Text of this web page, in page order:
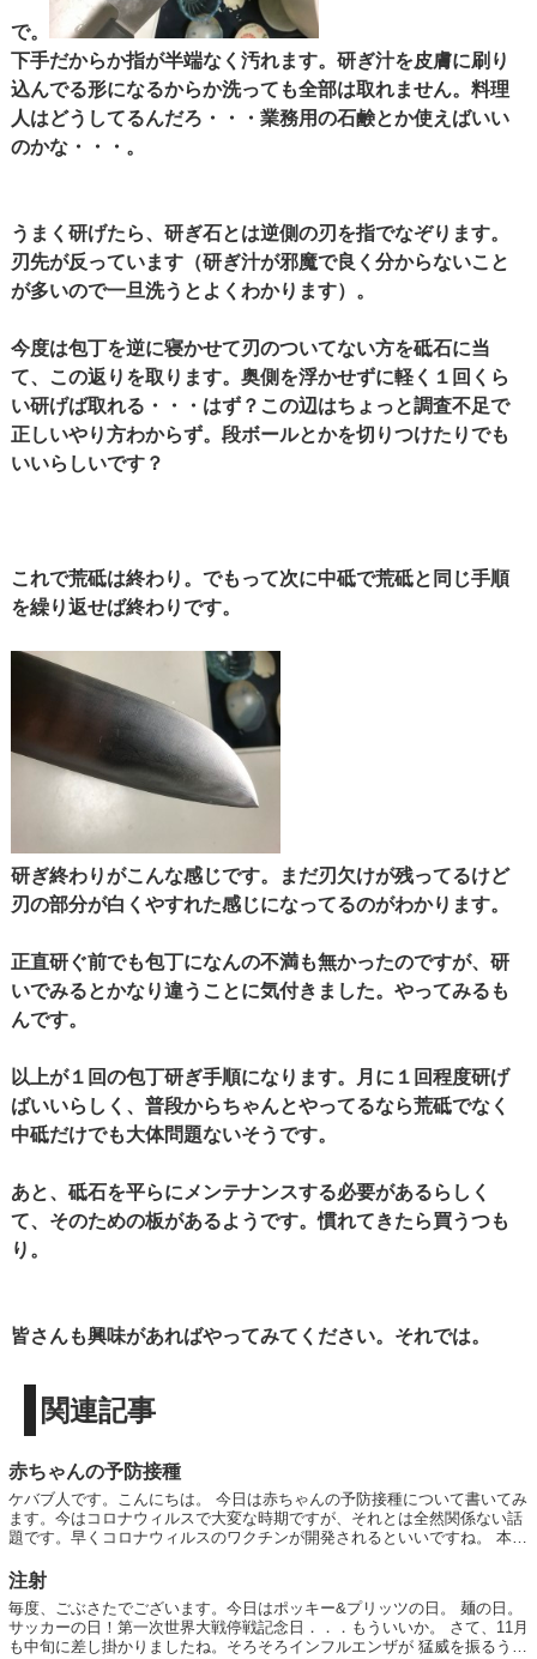
で。
下手だからか指が半端なく汚れます。研ぎ汁を皮膚に刷り
込んでる形になるからか洗っても全部は取れません。料理
人はどうしてるんだろ・・・業務用の石鹸とか使えばいい
のかな・・・。
うまく研げたら、研ぎ石とは逆側の刃を指でなぞります。
刃先が反っています（研ぎ汁が邪魔で良く分からないこと
が多いので一旦洗うとよくわかります）。
今度は包丁を逆に寝かせて刃のついてない方を砥石に当
て、この返りを取ります。奥側を浮かせずに軽く１回くら
い研げば取れる・・・はず？この辺はちょっと調査不足で
正しいやり方わからず。段ボールとかを切りつけたりでも
いいらしいです？
これで荒砥は終わり。でもって次に中砥で荒砥と同じ手順
を繰り返せば終わりです。
研ぎ終わりがこんな感じです。まだ刃欠けが残ってるけど
刃の部分が白くやすれた感じになってるのがわかります。
正直研ぐ前でも包丁になんの不満も無かったのですが、研
いでみるとかなり違うことに気付きました。やってみるも
んです。
以上が１回の包丁研ぎ手順になります。月に１回程度研げ
ばいいらしく、普段からちゃんとやってるなら荒砥でなく
中砥だけでも大体問題ないそうです。
あと、砥石を平らにメンテナンスする必要があるらしく
て、そのための板があるようです。慣れてきたら買うつも
り。
皆さんも興味があればやってみてください。それでは。
関連記事
赤ちゃんの予防接種
ケバブ人です。こんにちは。 今日は赤ちゃんの予防接種について書いてみ
ます。今はコロナウィルスで大変な時期ですが、それとは全然関係ない話
題です。早くコロナウィルスのワクチンが開発されるといいですね。 本題
注射
毎度、ごぶさたでございます。今日はポッキー&プリッツの日。 麺の日。
サッカーの日！第一次世界大戦停戦記念日．．．もういいか。 さて、11月
も中旬に差し掛かりましたね。そろそろインフルエンザが 猛威を振るう季